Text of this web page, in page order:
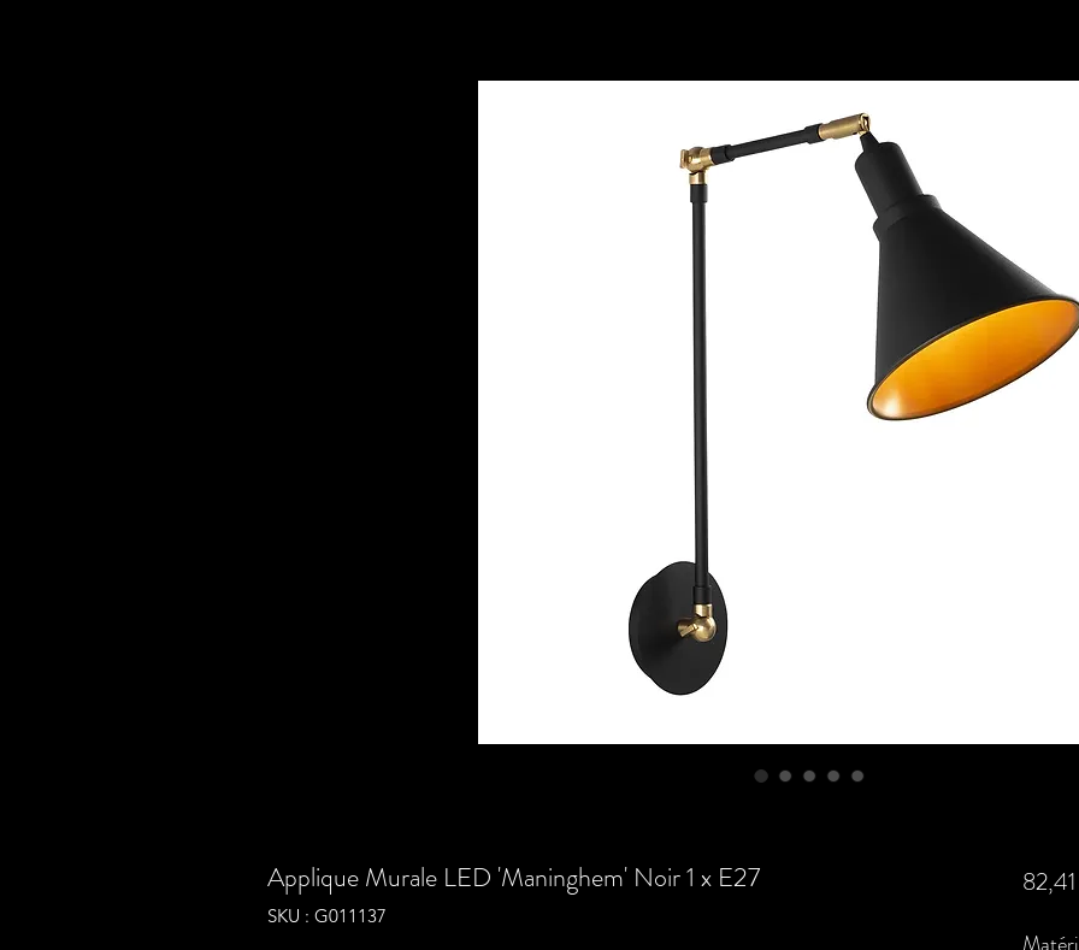
Applique Murale LED 'Maninghem' Noir 1 x E27
SKU : G011137